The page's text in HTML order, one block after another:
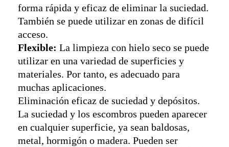
forma rápida y eficaz de eliminar la suciedad.
También se puede utilizar en zonas de difícil
acceso.
Flexible: La limpieza con hielo seco se puede
utilizar en una variedad de superficies y
materiales. Por tanto, es adecuado para
muchas aplicaciones.
Eliminación eficaz de suciedad y depósitos.
La suciedad y los escombros pueden aparecer
en cualquier superficie, ya sean baldosas,
metal, hormigón o madera. Pueden ser